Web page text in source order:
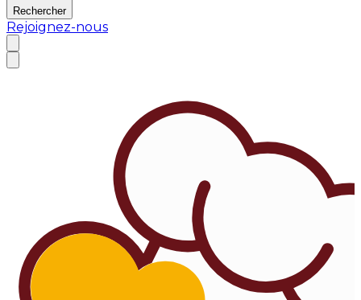
Rechercher
Rejoignez-nous